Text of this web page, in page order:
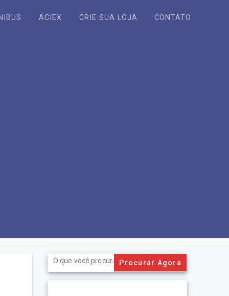
ACIEX CRIE SUA LOJA CONTATO
Search
for: